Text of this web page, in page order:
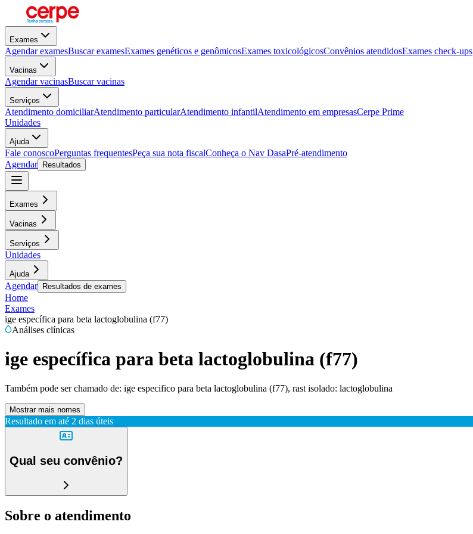
Exames
Agendar examesBuscar examesExames genéticos e genômicosExames toxicológicosConvênios atendidosExames check-ups
Vacinas
Agendar vacinasBuscar vacinas
Serviços
Atendimento domiciliarAtendimento particularAtendimento infantilAtendimento em empresasCerpe Prime
Unidades
Ajuda
Fale conoscoPerguntas frequentesPeça sua nota fiscalConheça o Nav DasaPré-atendimento
Agendar
Resultados
Exames
Vacinas
Serviços
Unidades
Ajuda
Agendar Resultados de exames
Home
Exames
ige específica para beta lactoglobulina (f77)
Análises clínicas
ige específica para beta lactoglobulina (f77)
Também pode ser chamado de: ige especifico para beta lactoglobulina (f77), rast isolado: lactoglobulina
Mostrar mais nomes
Resultado em até 2 dias úteis
Qual seu convênio?
Sobre o atendimento